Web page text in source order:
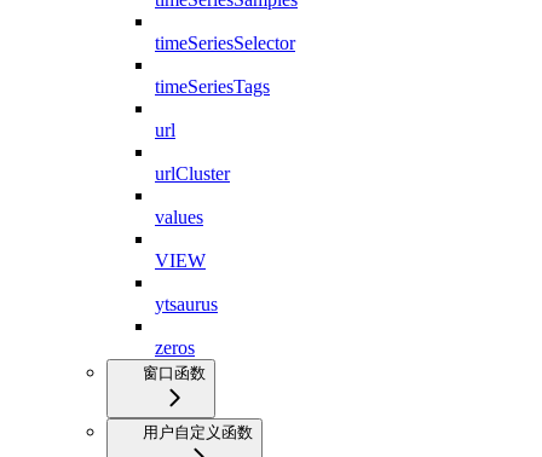
timeSeriesSelector
timeSeriesTags
url
urlCluster
values
VIEW
ytsaurus
zeros
窗口函数
用户自定义函数